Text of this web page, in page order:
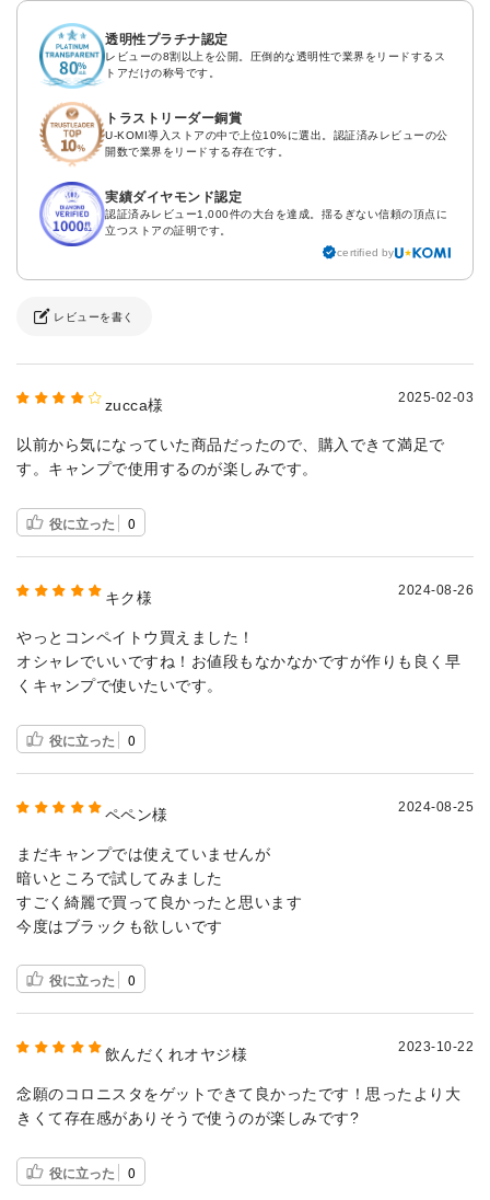
透明性プラチナ認定
レビューの8割以上を公開。圧倒的な透明性で業界をリードするス
トアだけの称号です。
トラストリーダー銅賞
U-KOMI導入ストアの中で上位10%に選出。認証済みレビューの公
開数で業界をリードする存在です。
実績ダイヤモンド認定
認証済みレビュー1,000件の大台を達成。揺るぎない信頼の頂点に
立つストアの証明です。
certified by
レビューを書く
zucca様 2025-02-03
以前から気になっていた商品だったので、購入できて満足で
す。キャンプで使用するのが楽しみです。
役に立った 0
キク様 2024-08-26
やっとコンペイトウ買えました！
オシャレでいいですね！お値段もなかなかですが作りも良く早
くキャンプで使いたいです。
役に立った 0
ペペン様 2024-08-25
まだキャンプでは使えていませんが
暗いところで試してみました
すごく綺麗で買って良かったと思います
今度はブラックも欲しいです
役に立った 0
飲んだくれオヤジ様 2023-10-22
念願のコロニスタをゲットできて良かったです！思ったより大
きくて存在感がありそうで使うのが楽しみです?
役に立った 0